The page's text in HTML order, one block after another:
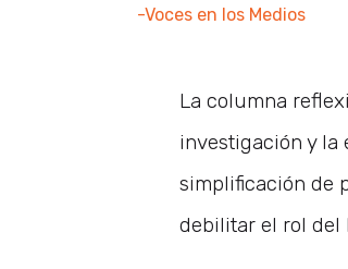
-Voces en los Medios
La columna
investigación y la
simplificación de
debilitar el rol del